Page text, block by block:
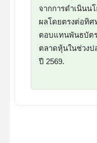
จากการดำเนินน
ผลโดยตรงต่อ
ตอบแทนพันธบั
ตลาดหุ้นในช่วงป
ปี 2569.